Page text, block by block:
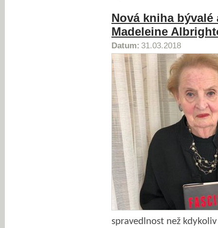
Nová kniha
Madeleine
Datum: 31.03.2018
spravedlnost než